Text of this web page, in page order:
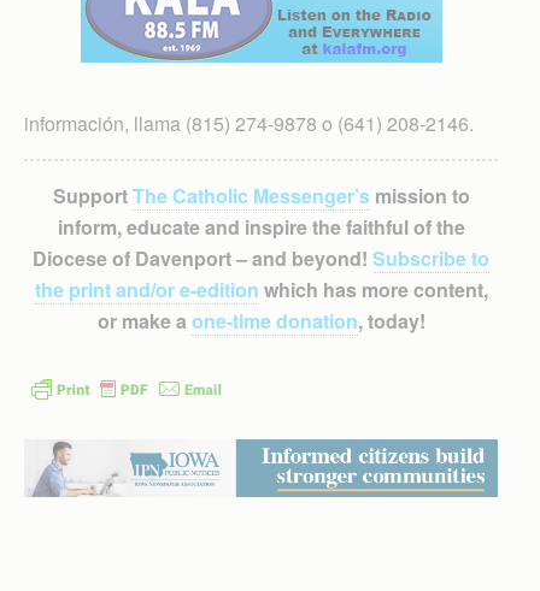
información, llama (815) 274-9878 o (641) 208-2146.
SupportThe Catholic Messenger’smission to
inform, educate and inspire the faithful of the
Diocese of Davenport – and beyond! Subscribe to
the print and/or e-edition which has more content,
or make a one-time donation, today!